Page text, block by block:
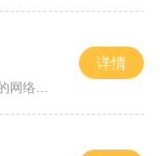
《新开传奇世界sfcnbf》是一款备受瞩目的网络游戏，它以其独特的游戏玩法和精美的画面设计吸引了大批玩家的加入。在这个虚拟世界中，玩家将能够体验到战斗、冒险与交友的种种乐
详情